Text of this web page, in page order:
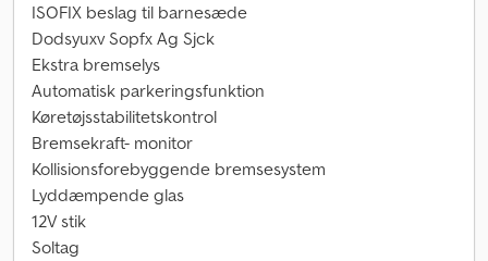
ISOFIX beslag til barnesæde
Dodsyuxv Sopfx Ag Sjck
Ekstra bremselys
Automatisk parkeringsfunktion
Køretøjsstabilitetskontrol
Bremsekraft- monitor
Kollisionsforebyggende bremsesystem
Lyddæmpende glas
12V stik
Soltag